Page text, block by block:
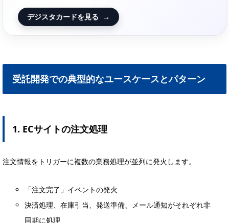
デジスタカードを見る →
受託開発での典型的なユースケースとパターン
1. ECサイトの注文処理
注文情報をトリガーに複数の業務処理が並列に発火します。
「注文完了」イベントの発火
決済処理、在庫引当、発送準備、メール通知がそれぞれ非
同期に処理